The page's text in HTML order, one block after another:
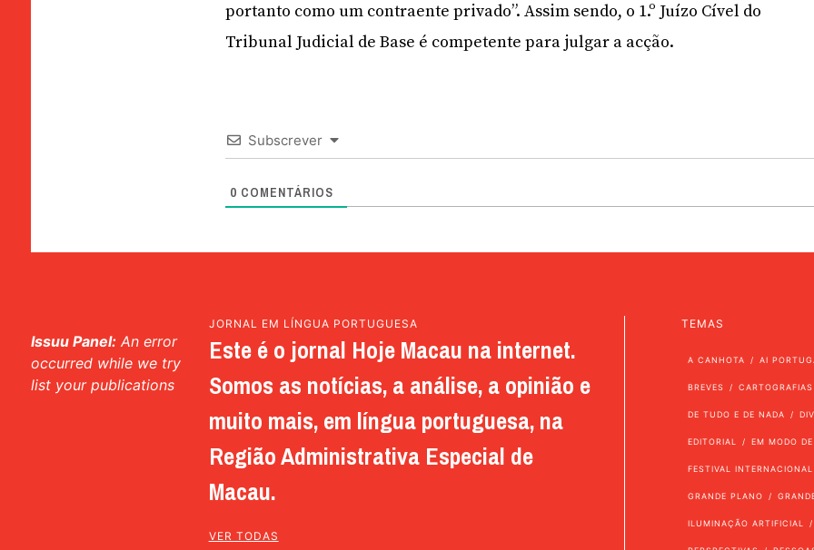
portanto como um contraente privado”. Assim sendo, o 1.º Juízo Cível do
Tribunal Judicial de Base é competente para julgar a acção.
Subscrever
0 COMENTÁRIOS
Issuu Panel: An error
occurred while we try
list your publications
JORNAL EM LÍNGUA PORTUGUESA
Este é o jornal Hoje Macau na internet.
Somos as notícias, a análise, a opinião e
muito mais, em língua portuguesa, na
Região Administrativa Especial de
Macau.
VER TODAS
TEMAS
A CANHOTA AI
BREVES CARTOGRAFIAS
DE TUDO E DE NADA
EDITORIAL EM MODO
FESTIVAL
GRANDE PLANO
ILUMINAÇÃO ARTIFICIAL